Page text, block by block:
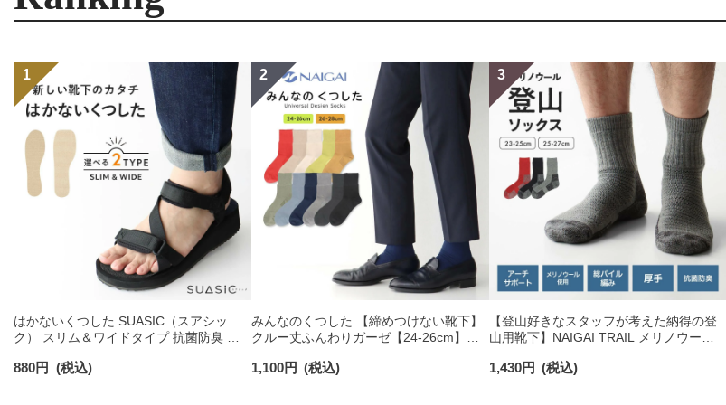
はかないくつした SUASIC（スアシッ
ク） スリム＆ワイドタイプ 抗菌防臭 ソ
日発送】 96405001
880円 (税込)
みんなのくつした 【締めつけない靴下】
クルー丈ふんわりガーゼ【24-26cm】
コットン 02422415
1,100円 (税込)
【登山好きなスタッフが考えた納得の登
山用靴下】NAIGAI TRAIL メリノウール
最短翌日発送】90301018
1,430円 (税込)